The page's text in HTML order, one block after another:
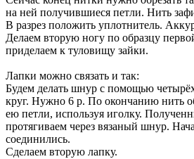
на ней получившиеся петли. Нить
В разрез положить уплотнитель.
Делаем вторую ногу по образцу
приделаем к туловищу зайки.
Лапки можно связать и так:
Будем делать шнур с помощью
круг. Нужно 6 р. По окончанию нить
ею петли, используя иголку.
протягиваем через вязаный шнур.
соединились.
Сделаем вторую лапку.